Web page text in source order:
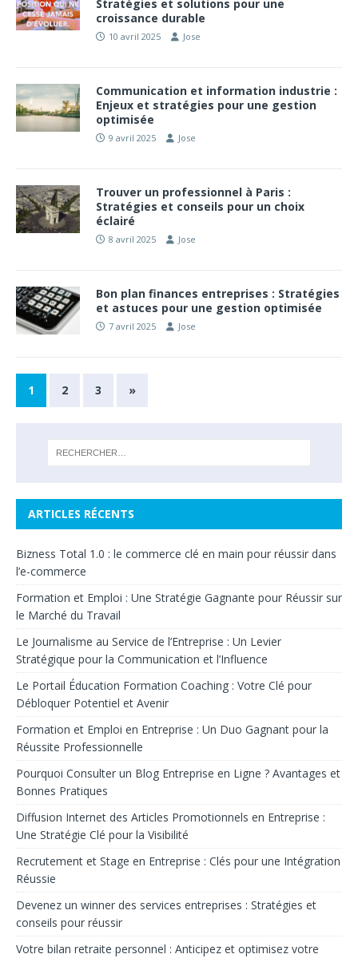
Stratégies et solutions pour une
croissance durable
10 avril 2025 Jose
Communication et information industrie :
Enjeux et stratégies pour une gestion
optimisée
9 avril 2025 Jose
Trouver un professionnel à Paris :
Stratégies et conseils pour un choix
éclairé
8 avril 2025 Jose
Bon plan finances entreprises : Stratégies
et astuces pour une gestion optimisée
7 avril 2025 Jose
1 2 3 »
ARTICLES RÉCENTS
Bizness Total 1.0 : le commerce clé en main pour réussir dans
l’e-commerce
Formation et Emploi : Une Stratégie Gagnante pour Réussir sur
le Marché du Travail
Le Journalisme au Service de l’Entreprise : Un Levier
Stratégique pour la Communication et l’Influence
Le Portail Éducation Formation Coaching : Votre Clé pour
Débloquer Potentiel et Avenir
Formation et Emploi en Entreprise : Un Duo Gagnant pour la
Réussite Professionnelle
Pourquoi Consulter un Blog Entreprise en Ligne ? Avantages et
Bonnes Pratiques
Diffusion Internet des Articles Promotionnels en Entreprise :
Une Stratégie Clé pour la Visibilité
Recrutement et Stage en Entreprise : Clés pour une Intégration
Réussie
Devenez un winner des services entreprises : Stratégies et
conseils pour réussir
Votre bilan retraite personnel : Anticipez et optimisez votre